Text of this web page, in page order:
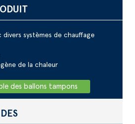
systèmes de chauffage
de la chaleur
des ballons tampons